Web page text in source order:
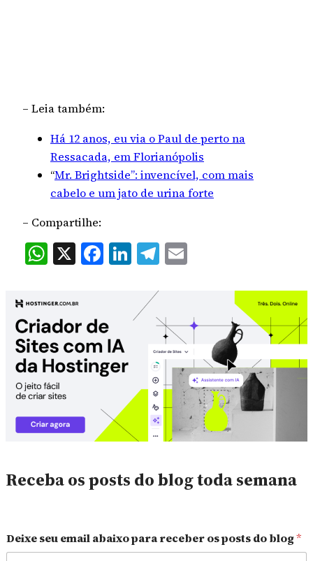
– Leia também:
Há 12 anos, eu via o Paul de perto na
Ressacada, em Florianópolis
“Mr. Brightside”: invencível, com mais
cabelo e um jato de urina forte
– Compartilhe:
WhatsApp
X Facebook
LinkedIn
Telegram
Receba os posts do blog toda semana
Deixe seu email abaixo para receber os posts do blog*